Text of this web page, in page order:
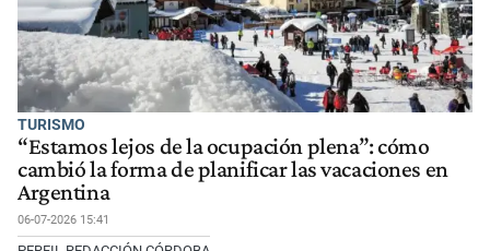
TURISMO
“Estamos lejos de la ocupación plena”: cómo
cambió la forma de planificar las vacaciones en
Argentina
06-07-2026 15:41